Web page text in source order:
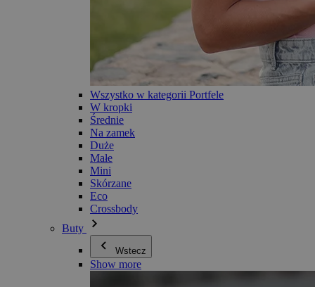
Wszystko w kategorii Portfele
W kropki
Średnie
Na zamek
Duże
Małe
Mini
Skórzane
Eco
Crossbody
Buty
Wstecz
Show more